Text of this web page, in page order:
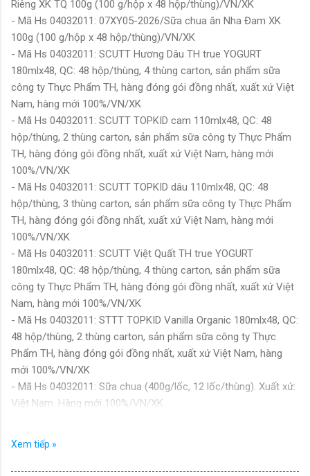
Riêng XK TQ 100g (100 g/hộp x 48 hộp/thùng)/VN/XK
- Mã Hs 04032011: 07XY05-2026/Sữa chua ăn Nha Đam XK
100g (100 g/hộp x 48 hộp/thùng)/VN/XK
- Mã Hs 04032011: SCUTT Hương Dâu TH true YOGURT
180mlx48, QC: 48 hộp/thùng, 4 thùng carton, sản phẩm sữa
công ty Thực Phẩm TH, hàng đóng gói đồng nhất, xuất xứ Việt
Nam, hàng mới 100%/VN/XK
- Mã Hs 04032011: SCUTT TOPKID cam 110mlx48, QC: 48
hộp/thùng, 2 thùng carton, sản phẩm sữa công ty Thực Phẩm
TH, hàng đóng gói đồng nhất, xuất xứ Việt Nam, hàng mới
100%/VN/XK
- Mã Hs 04032011: SCUTT TOPKID dâu 110mlx48, QC: 48
hộp/thùng, 3 thùng carton, sản phẩm sữa công ty Thực Phẩm
TH, hàng đóng gói đồng nhất, xuất xứ Việt Nam, hàng mới
100%/VN/XK
- Mã Hs 04032011: SCUTT Việt Quất TH true YOGURT
180mlx48, QC: 48 hộp/thùng, 4 thùng carton, sản phẩm sữa
công ty Thực Phẩm TH, hàng đóng gói đồng nhất, xuất xứ Việt
Nam, hàng mới 100%/VN/XK
- Mã Hs 04032011: STTT TOPKID Vanilla Organic 180mlx48, QC:
48 hộp/thùng, 2 thùng carton, sản phẩm sữa công ty Thực
Phẩm TH, hàng đóng gói đồng nhất, xuất xứ Việt Nam, hàng
mới 100%/VN/XK
- Mã Hs 04032011: Sữa chua (400g/lốc, 12 lốc/thùng). Xuất xứ:
Việt Nam. Hàng mới 100%/VN/XK
- Mã Hs 04032011: Sữa chua ăn có đường Ba Vì 100gam x
48hộp x 120 thùng (Hàng mới 100%)/VN/XK
Xem tiếp »